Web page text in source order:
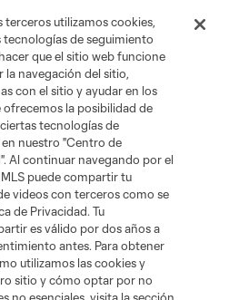
privacidad
No vender mi información
de la Major League Soccer y MLS son
L.L.C. (“MLS”). Los nombres y logos
y son marcas bajo ley común
terceros utilizamos cookies,
tecnologías de seguimiento
que el sitio web funcione
la navegación del sitio,
con el sitio y ayudar en los
ofrecemos la posibilidad de
tecnologías de
nuestro "Centro de
Al continuar navegando por el
puede compartir tu
videos con terceros como se
de Privacidad. Tu
es válido por dos años a
antes. Para obtener
utilizamos las cookies y
sitio y cómo optar por no